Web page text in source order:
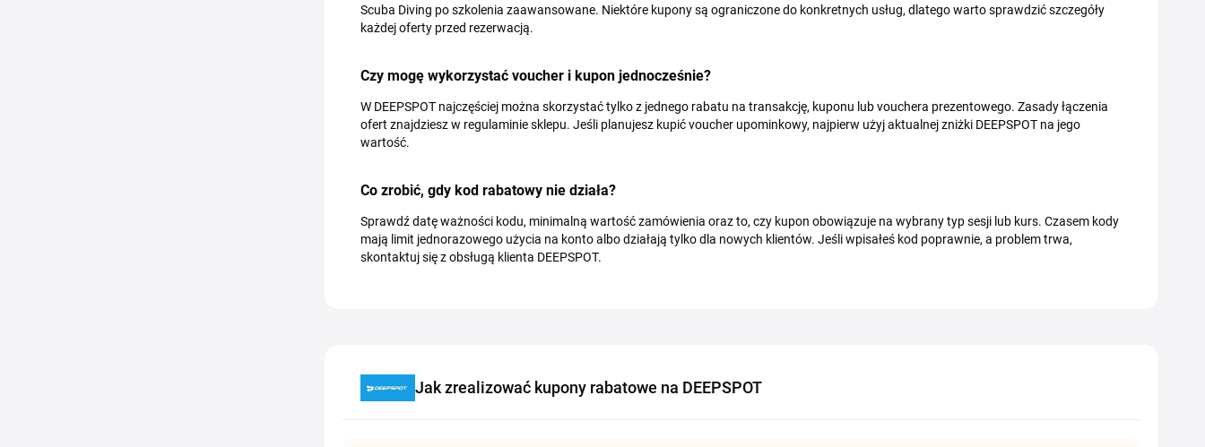
Scuba Diving po szkolenia zaawansowane. Niektóre kupony są ograniczone do konkretnych usług, dlatego warto sprawdzić szczegóły
każdej oferty przed rezerwacją.
Czy mogę wykorzystać voucher i kupon jednocześnie?
W DEEPSPOT najczęściej można skorzystać tylko z jednego rabatu na transakcję, kuponu lub vouchera prezentowego. Zasady łączenia
ofert znajdziesz w regulaminie sklepu. Jeśli planujesz kupić voucher upominkowy, najpierw użyj aktualnej zniżki DEEPSPOT na jego
wartość.
Co zrobić, gdy kod rabatowy nie działa?
Sprawdź datę ważności kodu, minimalną wartość zamówienia oraz to, czy kupon obowiązuje na wybrany typ sesji lub kurs. Czasem kody
mają limit jednorazowego użycia na konto albo działają tylko dla nowych klientów. Jeśli wpisałeś kod poprawnie, a problem trwa,
skontaktuj się z obsługą klienta DEEPSPOT.
Jak zrealizować kupony rabatowe na DEEPSPOT